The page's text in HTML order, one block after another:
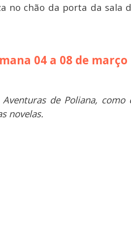
no chão da porta da sala
04 a 08 de março
de Poliana,
novelas.